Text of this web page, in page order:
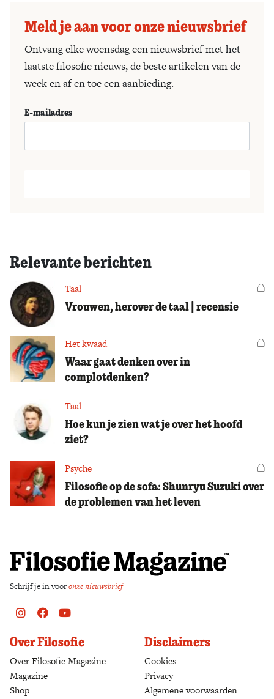
Meld je aan voor onze nieuwsbrief
Ontvang elke woensdag een nieuwsbrief met het
laatste filosofie nieuws, de beste artikelen van de
week en af en toe een aanbieding.
E-mailadres
Relevante berichten
Taal
Vrouwen, herover de taal | recensie
Het kwaad
Waar gaat denken over in
complotdenken?
Taal
Hoe kun je zien wat je over het hoofd
ziet?
Psyche
Filosofie op de sofa: Shunryu Suzuki over
de problemen van het leven
Schrijf je in vooronze nieuwsbrief
Instagram
FacebookYoutube
Over Filosofie
Over Filosofie Magazine
Magazine
Shop
Disclaimers
Cookies
Privacy
Algemene voorwaarden